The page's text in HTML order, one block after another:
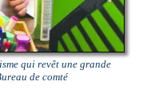
qui revêt une grande
de comté